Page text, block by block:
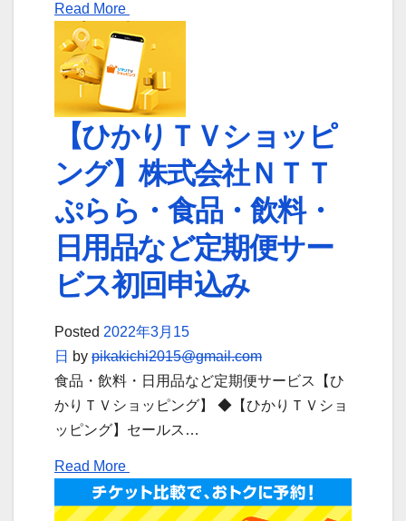
Read More
【ひかりＴＶショッピ
ング】株式会社ＮＴＴ
ぷらら・食品・飲料・
日用品など定期便サー
ビス初回申込み
Posted 2022年3月15
日 by pikakichi2015@gmail.com
食品・飲料・日用品など定期便サービス【ひ
かりＴＶショッピング】 ◆【ひかりＴＶショ
ッピング】セールス…
Read More